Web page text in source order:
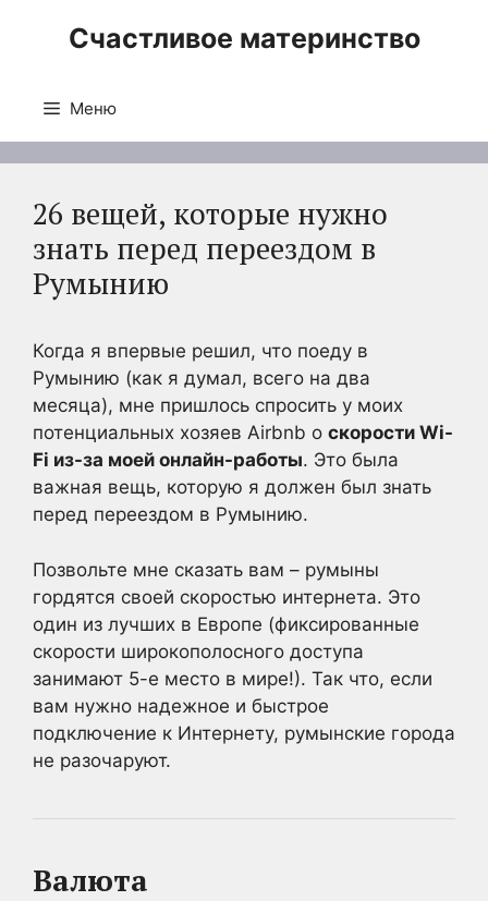
Счастливое материнство
Меню
26 вещей, которые нужно
знать перед переездом в
Румынию
Когда я впервые решил, что поеду в
Румынию (как я думал, всего на два
месяца), мне пришлось спросить у моих
потенциальных хозяев Airbnb о скорости Wi-
Fi из-за моей онлайн-работы. Это была
важная вещь, которую я должен был знать
перед переездом в Румынию.
Позвольте мне сказать вам – румыны
гордятся своей скоростью интернета. Это
один из лучших в Европе (фиксированные
скорости широкополосного доступа
занимают 5-е место в мире!). Так что, если
вам нужно надежное и быстрое
подключение к Интернету, румынские города
не разочаруют.
Валюта